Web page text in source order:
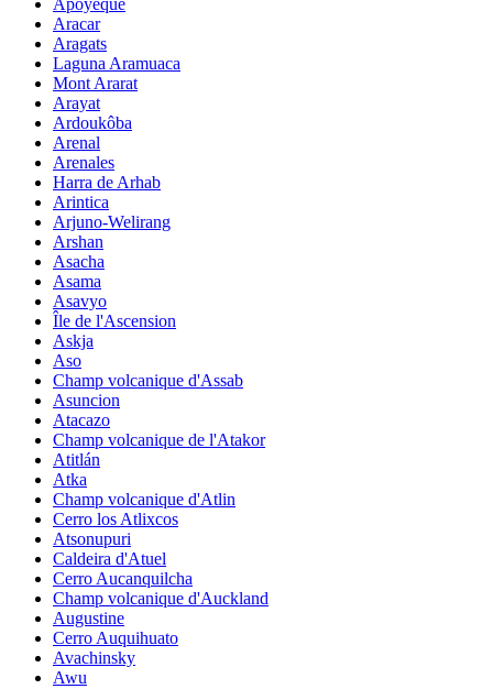
Aracar
Aragats
Laguna Aramuaca
Mont Ararat
Arayat
Ardoukôba
Arenal
Arenales
Harra de Arhab
Arintica
Arjuno-Welirang
Arshan
Asacha
Asama
Asavyo
Île de l'Ascension
Askja
Aso
Champ volcanique d'Assab
Asuncion
Atacazo
Champ volcanique de l'Atakor
Atitlán
Atka
Champ volcanique d'Atlin
Cerro los Atlixcos
Atsonupuri
Caldeira d'Atuel
Cerro Aucanquilcha
Champ volcanique d'Auckland
Augustine
Cerro Auquihuato
Avachinsky
Awu